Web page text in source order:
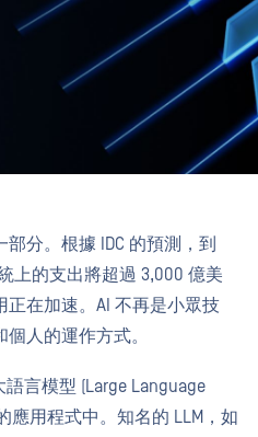
分。根據 IDC 的預測，到
上的支出將超過 3,000 億美
在加速。AI 不再是小眾技
人的運作方式。
言模型 (Large Language
應用程式中。知名的 LLM，如